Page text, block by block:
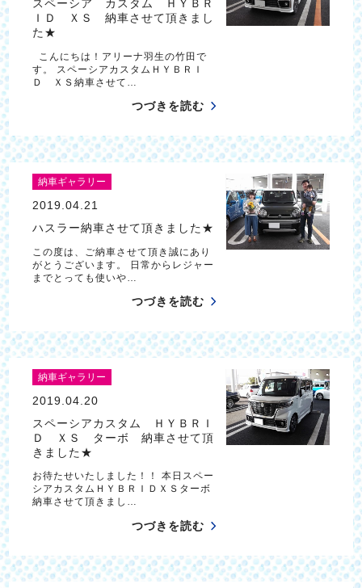
スペーシア カスタム ＨＹＢＲ
ＩＤ ＸＳ 納車させて頂きまし
た★
こんにちは！アリーナ羽生の竹田で
す。 スペーシアカスタムＨＹＢＲＩ
Ｄ ＸＳ納車させて…
つづきを読む
納車ギャラリー
2019.04.21
ハスラー納車させて頂きました★
この度は、ご納車させて頂き誠にあり
がとうございます。 日常からレジャー
までとっても使いや…
つづきを読む
納車ギャラリー
2019.04.20
スペーシアカスタム ＨＹＢＲＩ
Ｄ ＸＳ ターボ 納車させて頂
きました★
お待たせいたしました！！ 本日スペー
シアカスタムＨＹＢＲＩＤＸＳターボ
納車させて頂きまし…
つづきを読む